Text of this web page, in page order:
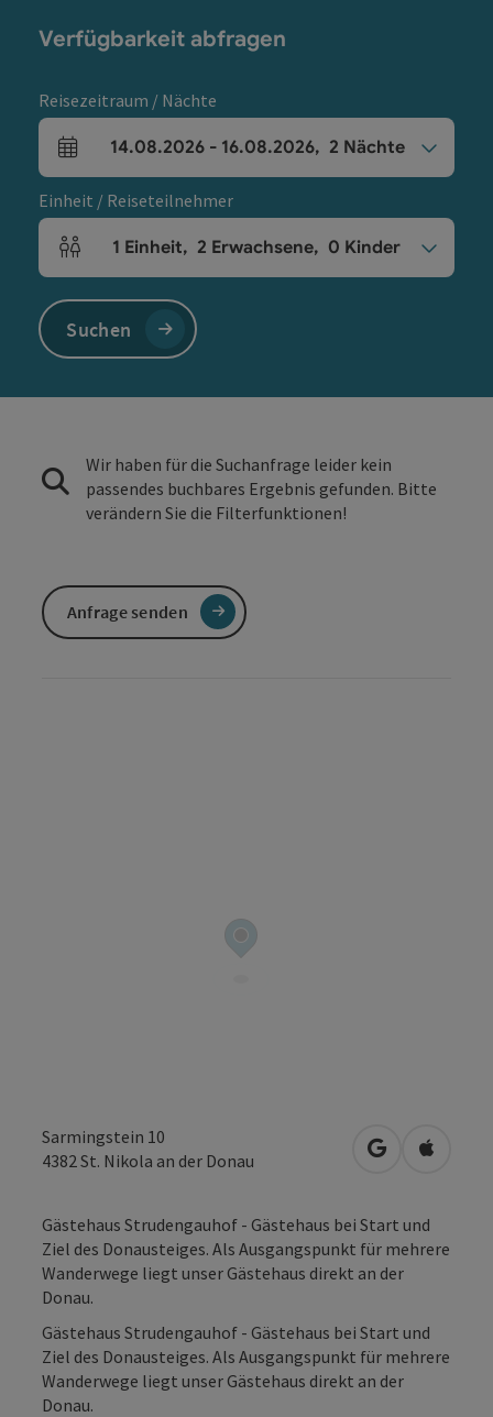
Sarmingstein 10
4382 St. Nikola an der Donau in Google
in
Gästehaus Strudengauhof - Gästehaus bei Start und
Ziel des Donausteiges. Als Ausgangspunkt für mehrere
Wanderwege liegt unser Gästehaus direkt an der
Donau.
Gästehaus Strudengauhof - Gästehaus bei Start und
Ziel des Donausteiges. Als Ausgangspunkt für mehrere
Wanderwege liegt unser Gästehaus direkt an der
Donau.
Verfügbarkeit abfragen
Reisezeitraum / Nächte
An- und Abreisefelder
14.08.2026 - 16.08.2026, 2 Nächte
Einheit / Reiseteilnehmer
Einheitenanzahl und Personenfelder
1 Einheit, 2 Erwachsene, 0 Kinder
Suchen
Wir haben für die Suchanfrage leider kein
passendes buchbares Ergebnis gefunden. Bitte
verändern Sie die Filterfunktionen!
Anfrage senden